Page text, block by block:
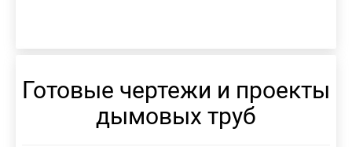
Готовые чертежи и проекты
дымовых труб